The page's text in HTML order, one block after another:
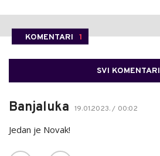
KOMENTARI 1
SVI KOMENTARI
Banjaluka 19.01.2023. / 00:02
Jedan je Novak!